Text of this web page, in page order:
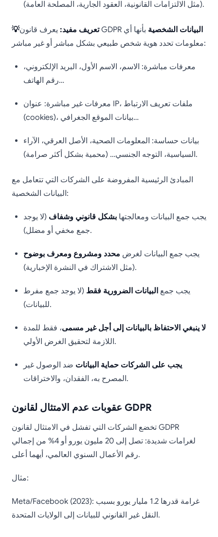
(مثل الالتزامات القانونية، العقود الجارية، المصلحة العامة).
💡تعريف مفيد:يعرف قانون GDPR البيانات الشخصية بأنها أي
معلومات تحدد هوية شخص طبيعي بشكل مباشر أو غير مباشر:
معرفات مباشرة: الاسم، الاسم الأول، البريد الإلكتروني،
رقم الهاتف…
معرفات غير مباشرة: عنوان IP، ملفات تعريف الارتباط
(cookies)، بيانات الموقع الجغرافي…
بيانات حساسة: المعلومات الصحية، الأصل العرقي، الآراء
السياسية، التوجه الجنسي… (محمية بشكل أكثر صرامة).
المبادئ الرئيسية المفروضة على الشركات التي تتعامل مع
البيانات الشخصية:
يجب جمع البيانات ومعالجتها بشكل قانوني وشفاف (لا يوجد
جمع مخفي أو مضلل).
يجب جمع البيانات لغرض محدد ومشروع ومعرف بوضوح
(مثل الاشتراك في النشرة الإخبارية).
يجب جمع البيانات الضرورية فقط (لا يوجد جمع مفرط
للبيانات).
لا ينبغي الاحتفاظ بالبيانات إلى أجل غير مسمى، فقط للمدة
اللازمة لتحقيق الغرض الأولي.
يجب على الشركات حماية البيانات ضد الوصول غير
المصرح به، الفقدان، والاختراقات.
عقوبات عدم الامتثال لقانون GDPR
تخضع الشركات التي تفشل في الامتثال لقانون GDPR
لغرامات شديدة: تصل إلى 20 مليون يورو أو 4% من إجمالي
رقم الأعمال السنوي العالمي، أيهما أعلى.
مثال:
Meta/Facebook (2023): غرامة قدرها 1.2 مليار يورو بسبب
النقل غير القانوني للبيانات إلى الولايات المتحدة.